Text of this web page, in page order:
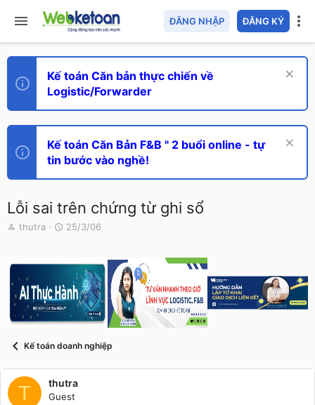
ĐĂNG NHẬP ĐĂNG KÝ
Kế toán Căn bản thực chiến về
Logistic/Forwarder
Kế toán Căn Bản F&B " 2 buổi online - tự
tin bước vào nghề!
Lỗi sai trên chứng từ ghi sổ
T
e
a
d
s
a
r
thutra
N
y
ử
i
25/3/06
Kế toán doanh nghiệp
T thutra
Guest